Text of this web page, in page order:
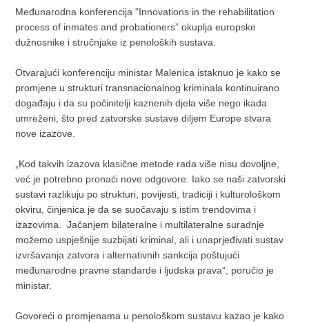
Međunarodna konferencija "Innovations in the rehabilitation
process of inmates and probationers” okuplja europske
dužnosnike i stručnjake iz penoloških sustava.
Otvarajući konferenciju ministar Malenica istaknuo je kako se
promjene u strukturi transnacionalnog kriminala kontinuirano
događaju i da su počinitelji kaznenih djela više nego ikada
umreženi, što pred zatvorske sustave diljem Europe stvara
nove izazove.
„Kod takvih izazova klasične metode rada više nisu dovoljne,
već je potrebno pronaći nove odgovore. Iako se naši zatvorski
sustavi razlikuju po strukturi, povijesti, tradiciji i kulturološkom
okviru, činjenica je da se suočavaju s istim trendovima i
izazovima. Jačanjem bilateralne i multilateralne suradnje
možemo uspješnije suzbijati kriminal, ali i unaprjeđivati sustav
izvršavanja zatvora i alternativnih sankcija poštujući
međunarodne pravne standarde i ljudska prava“, poručio je
ministar.
Govoreći o promjenama u penološkom sustavu kazao je kako